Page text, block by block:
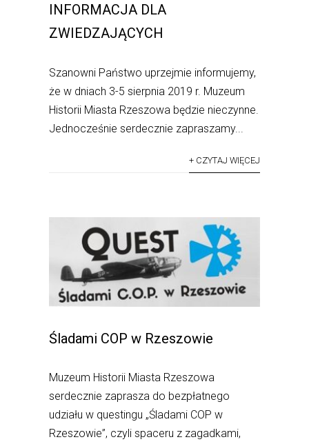
INFORMACJA DLA
ZWIEDZAJĄCYCH
Szanowni Państwo uprzejmie informujemy,
że w dniach 3-5 sierpnia 2019 r. Muzeum
Historii Miasta Rzeszowa będzie nieczynne.
Jednocześnie serdecznie zapraszamy...
+ CZYTAJ WIĘCEJ
Śladami COP w Rzeszowie
Muzeum Historii Miasta Rzeszowa
serdecznie zaprasza do bezpłatnego
udziału w questingu „Śladami COP w
Rzeszowie”, czyli spaceru z zagadkami,